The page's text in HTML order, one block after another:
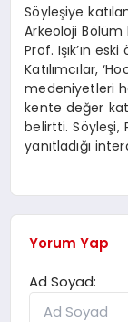
Söyleşiye
Arkeoloji Bölüm
Prof. Işık’ın
Katılımcılar,
medeniyetleri
kente değer
belirtti. Söyleşi,
yanıtladığı
Yorum Yap
Ad Soyad: